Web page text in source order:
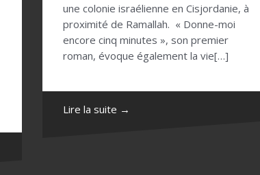
une colonie israélienne en Cisjordanie, à
proximité de Ramallah. « Donne-moi
encore cinq minutes », son premier
roman, évoque également la vie[…]
Lire la suite →